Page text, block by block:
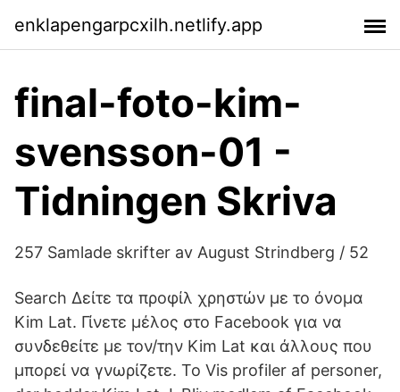
enklapengarpcxilh.netlify.app
final-foto-kim-
svensson-01 -
Tidningen Skriva
257 Samlade skrifter av August Strindberg / 52
Search Δείτε τα προφίλ χρηστών με το όνομα
Kim Lat. Γίνετε μέλος στο Facebook για να
συνδεθείτε με τον/την Kim Lat και άλλους που
μπορεί να γνωρίζετε. Το Vis profiler af personer,